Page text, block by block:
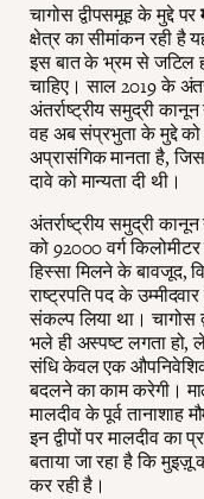
चागोस द्वीपसमूह के मुद्दे पर
क्षेत्र का सीमांकन रही है
इस बात के भ्रम से जटिल
चाहिए। साल 2019 के
अंतर्राष्ट्रीय समुद्री
वह अब संप्रभुता के मुद्दे
अप्रासंगिक मानता है,
दावे को मान्यता दी थी।
अंतर्राष्ट्रीय समुद्री
को 92000 वर्ग
हिस्सा मिलने के बावजूद,
राष्ट्रपति पद के
संकल्प लिया था। चागोस
भले ही अस्पष्ट लगता हो,
संधि केवल एक
बदलने का काम करेगी।
मालदीव के पूर्व तानाशाह
इन द्वीपों पर मालदीव
बताया जा रहा है कि मुइज़ू
कर रही है।